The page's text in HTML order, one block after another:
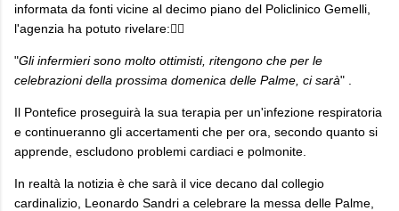
informata da fonti vicine al decimo piano del Policlinico Gemelli,
l'agenzia ha potuto rivelare:👇🏻
"Gli infermieri sono molto ottimisti, ritengono che per le
celebrazioni della prossima domenica delle Palme, ci sarà" .
Il Pontefice proseguirà la sua terapia per un'infezione respiratoria
e continueranno gli accertamenti che per ora, secondo quanto si
apprende, escludono problemi cardiaci e polmonite.
In realtà la notizia è che sarà il vice decano dal collegio
cardinalizio, Leonardo Sandri a celebrare la messa delle Palme,